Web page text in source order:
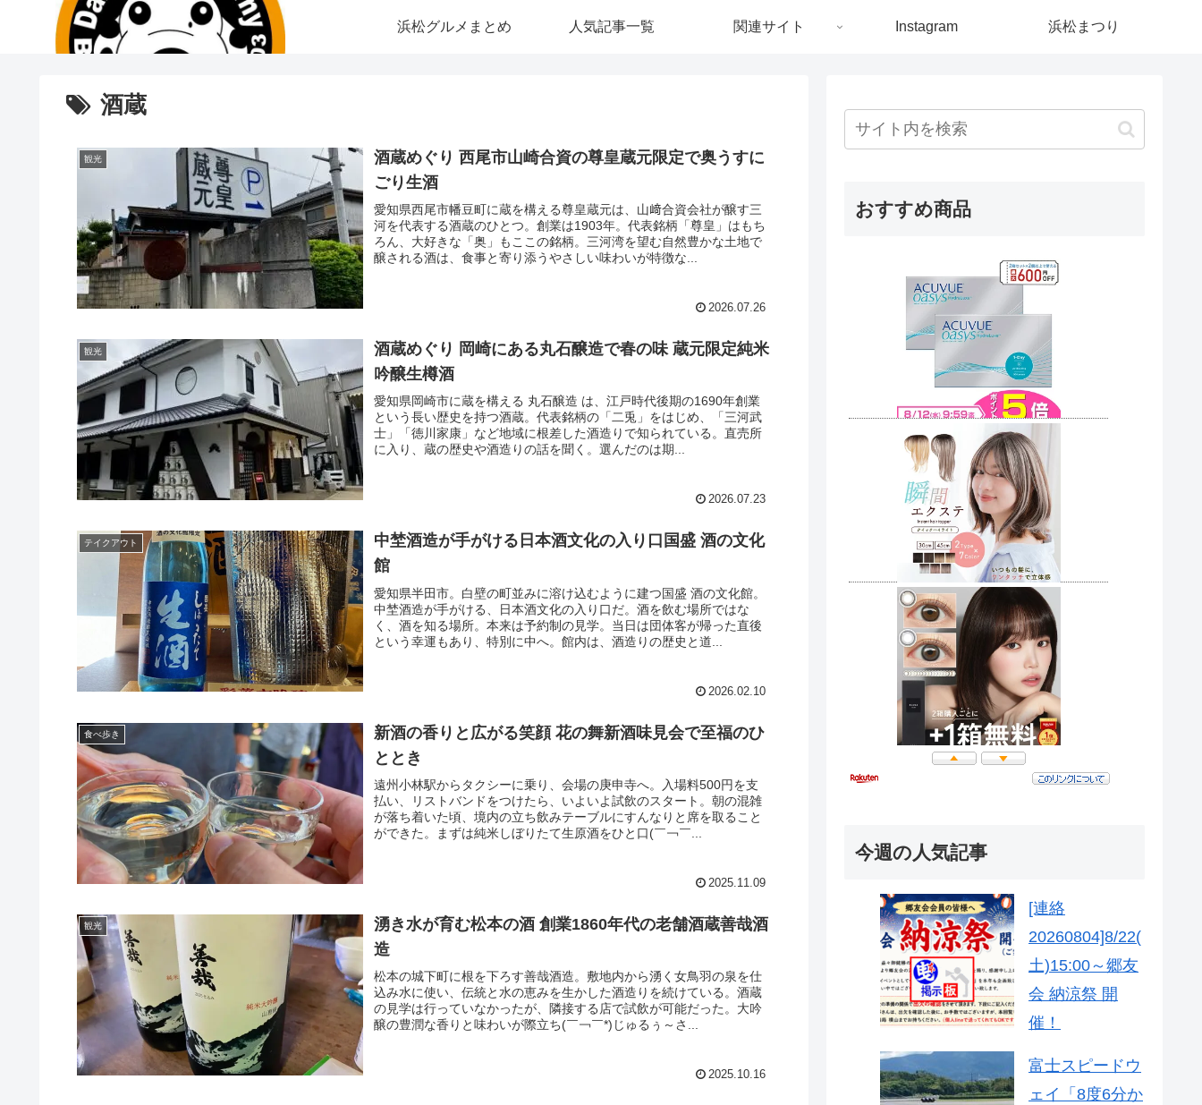
浜松グルメまとめ 人気記事一覧 関連サイト Instagram 浜松まつり
酒蔵
観光
酒蔵めぐり 西尾市山崎合資の尊皇蔵元限定で奥うすに
ごり生酒
愛知県西尾市幡豆町に蔵を構える尊皇蔵元は、山﨑合資会社が醸す三
河を代表する酒蔵のひとつ。創業は1903年。代表銘柄「尊皇」はもち
ろん、大好きな「奥」もここの銘柄。三河湾を望む自然豊かな土地で
醸される酒は、食事と寄り添うやさしい味わいが特徴な...
2026.07.26
観光
酒蔵めぐり 岡崎にある丸石醸造で春の味 蔵元限定純米
吟醸生樽酒
愛知県岡崎市に蔵を構える 丸石醸造 は、江戸時代後期の1690年創業
という長い歴史を持つ酒蔵。代表銘柄の「二兎」をはじめ、「三河武
士」「徳川家康」など地域に根差した酒造りで知られている。直売所
に入り、蔵の歴史や酒造りの話を聞く。選んだのは期...
2026.07.23
テイクアウト
中埜酒造が手がける日本酒文化の入り口国盛 酒の文化
館
愛知県半田市。白壁の町並みに溶け込むように建つ国盛 酒の文化館。
中埜酒造が手がける、日本酒文化の入り口だ。酒を飲む場所ではな
く、酒を知る場所。本来は予約制の見学。当日は団体客が帰った直後
という幸運もあり、特別に中へ。館内は、酒造りの歴史と道...
2026.02.10
食べ歩き
新酒の香りと広がる笑顔 花の舞新酒味見会で至福のひ
ととき
遠州小林駅からタクシーに乗り、会場の庚申寺へ。入場料500円を支
払い、リストバンドをつけたら、いよいよ試飲のスタート。朝の混雑
が落ち着いた頃、境内の立ち飲みテーブルにすんなりと席を取ること
ができた。まずは純米しぼりたて生原酒をひと口(￣￢￣...
2025.11.09
観光
湧き水が育む松本の酒 創業1860年代の老舗酒蔵善哉酒
造
松本の城下町に根を下ろす善哉酒造。敷地内から湧く女鳥羽の泉を仕
込み水に使い、伝統と水の恵みを生かした酒造りを続けている。酒蔵
の見学は行っていなかったが、隣接する店で試飲が可能だった。大吟
醸の豊潤な香りと味わいが際立ち(￣￢￣*)じゅるぅ～さ...
2025.10.16
おすすめ商品
今週の人気記事
[連絡
20260804]8/22(
土)15:00～郷友
会 納涼祭 開
催！
富士スピードウ
ェイ「8度6分か